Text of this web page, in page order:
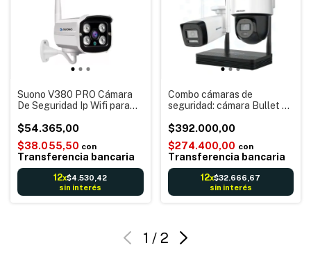
Suono V380 PRO Cámara
De Seguridad Ip Wifi para
movimiento
$54.365,00
$38.055,50 con
Transferencia bancaria
12x$4.530,42
sin interés
Combo cámaras de
seguridad: cámara Bullet +
Interior Wifi- Hikvision
NKS424W03H
$392.000,00
$274.400,00 con
Transferencia bancaria
12x$32.666,67
sin interés
1 / 2